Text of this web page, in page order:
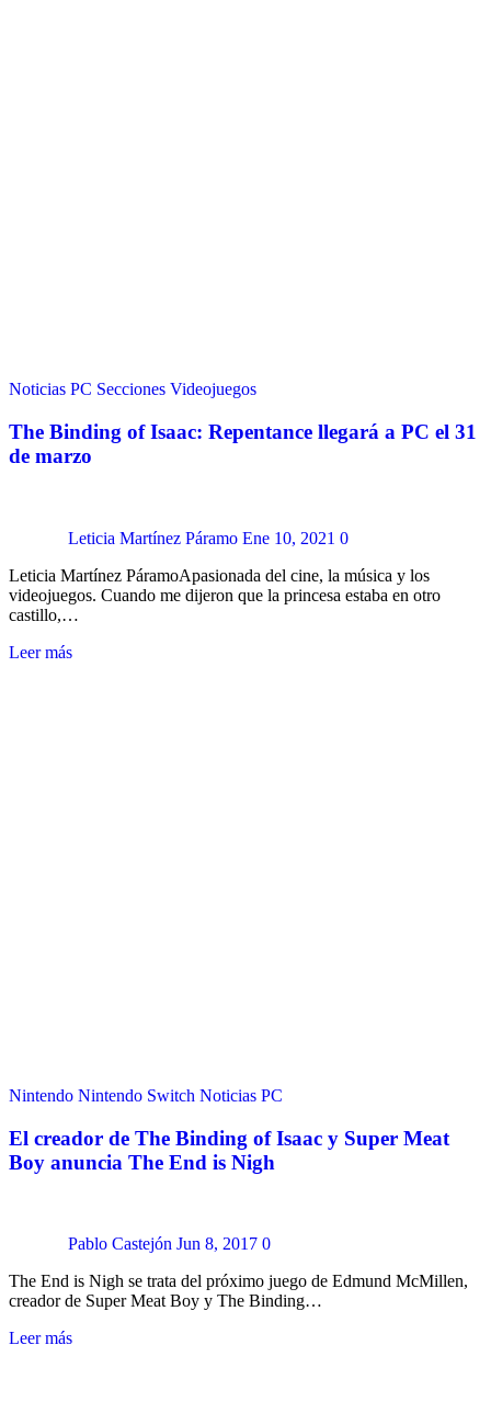
Noticias PC Secciones Videojuegos
The Binding of Isaac: Repentance llegará a PC el 31
de marzo
Leticia Martínez Páramo Ene 10, 2021 0
Leticia Martínez PáramoApasionada del cine, la música y los
videojuegos. Cuando me dijeron que la princesa estaba en otro
castillo,…
Leer más
Nintendo Nintendo Switch Noticias PC
El creador de The Binding of Isaac y Super Meat
Boy anuncia The End is Nigh
Pablo Castejón Jun 8, 2017 0
The End is Nigh se trata del próximo juego de Edmund McMillen,
creador de Super Meat Boy y The Binding…
Leer más